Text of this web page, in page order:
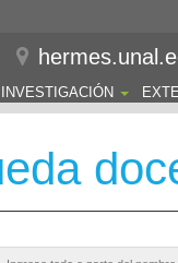
INVESTIGACIÓN